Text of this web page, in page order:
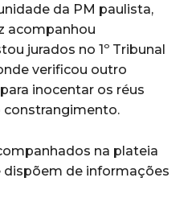
da PM paulista,
acompanhou
jurados no 1º Tribunal
verificou outro
inocentar os réus
constrangimento.
na plateia
dispõem de informações